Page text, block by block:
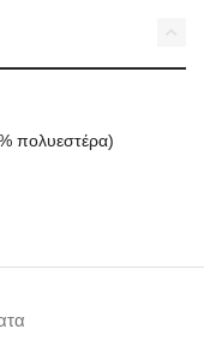
πολυεστέρα)